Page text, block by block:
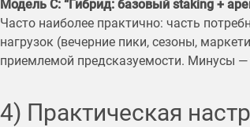
Модель C: “Гибрид: базовый staking +
Часто наиболее практично: часть
нагрузок (вечерние пики, сезоны,
приемлемой предсказуемости. Минусы
4) Практическая